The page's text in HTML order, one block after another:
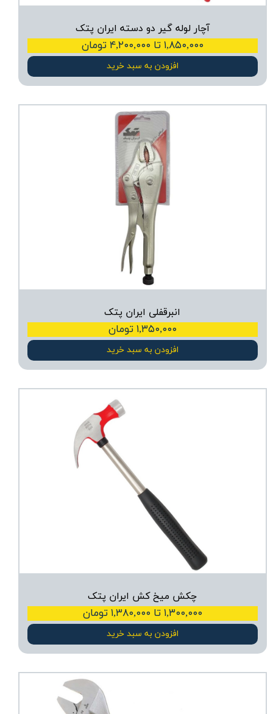
آچار لوله گیر دو دسته ایران پتک
۱,۸۵۰,۰۰۰ تا ۴,۲۰۰,۰۰۰ تومان
افزودن به سبد خرید
انبرقفلی ایران پتک
۱,۳۵۰,۰۰۰ تومان
افزودن به سبد خرید
چکش میخ کش ایران پتک
۱,۳۰۰,۰۰۰ تا ۱,۳۸۰,۰۰۰ تومان
افزودن به سبد خرید